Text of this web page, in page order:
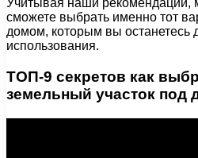
Учитывая наши рекомендации,
сможете выбрать именно тот
домом, которым вы останетесь
использования.
ТОП-9 секретов как
земельный участок под